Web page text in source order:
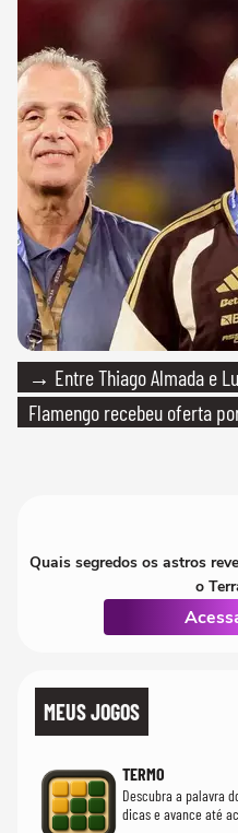
→ Entre Thiago Almada e
Flamengo recebeu oferta
Quais segredos os astros
o
MEUS JOGOS
TERMO
Descubra a palavra
dicas e avance até